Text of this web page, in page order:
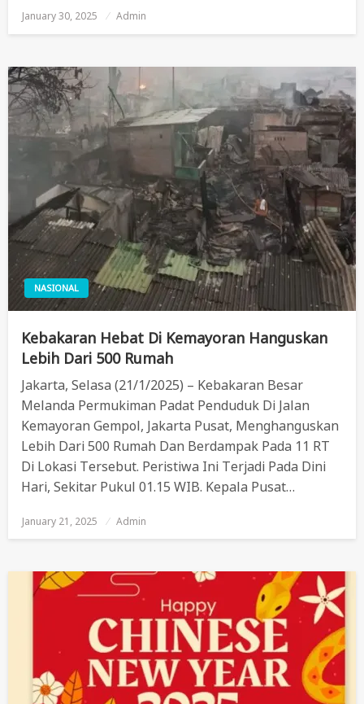
Posted
January 30, 2025 Admin
NASIONAL
Kebakaran Hebat Di Kemayoran Hanguskan
Lebih Dari 500 Rumah
Jakarta, Selasa (21/1/2025) – Kebakaran Besar
Melanda Permukiman Padat Penduduk Di Jalan
Kemayoran Gempol, Jakarta Pusat, Menghanguskan
Lebih Dari 500 Rumah Dan Berdampak Pada 11 RT
Di Lokasi Tersebut. Peristiwa Ini Terjadi Pada Dini
Hari, Sekitar Pukul 01.15 WIB. Kepala Pusat…
Posted
January 21, 2025 Admin